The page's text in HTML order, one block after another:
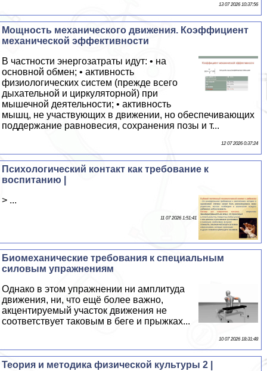
13 07 2026 10:37:56
Мощность механического движения. Коэффициент
механической эффективности
В частности энергозатраты идут: • на
основной обмен; • активность
физиологических систем (прежде всего
дыхательной и циркуляторной) при
мышечной деятельности; • активность
мышц, не участвующих в движении, но обеспечивающих
поддержание равновесия, сохранения позы и т...
12 07 2026 0:37:24
Психологический контакт как требование к
воспитанию |
> ...
11 07 2026 1:51:41
Биомеханические требования к специальным
силовым упражнениям
Однако в этом упражнении ни амплитуда
движения, ни, что ещё более важно,
акцентируемый участок движения не
соответствует таковым в беге и прыжках...
10 07 2026 18:31:48
Теория и методика физической культуры 2 |